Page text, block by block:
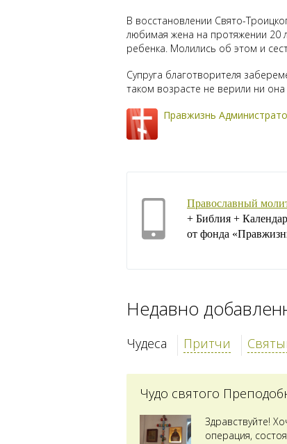
В восстановлении Свято-
любимая жена на протяжении 20
ребенка. Молились об этом и
Супруга благотворителя
таком возрасте не верили ни
Правжизнь
Православный
+ Библия +
от фонда
Недавно
Чудеса Притчи
Чудо святого
Здравствуйте!
операция,